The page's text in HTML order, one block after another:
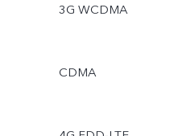
3G WCDMA
CDMA